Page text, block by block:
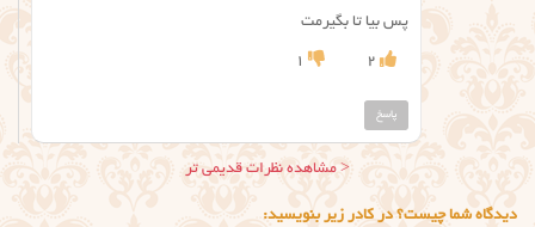
پس بیا تا بگیرمت
2
1
پاسخ
ناوبری
نظر
< مشاهده نظرات قدیمی تر
دیدگاه شما چیست؟ در کادر زیر بنویسید: